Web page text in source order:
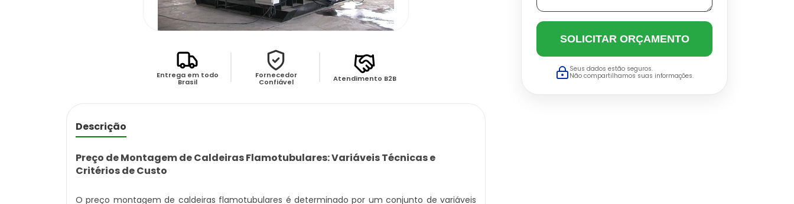
Entrega em todo
Brasil
Fornecedor
Confiável Atendimento B2B
Descrição
Preço de Montagem de Caldeiras Flamotubulares: Variáveis Técnicas e
Critérios de Custo
O preço montagem de caldeiras flamotubulares é determinado por um conjunto de variáveis
SOLICITAR ORÇAMENTO
Seus dados estão seguros.
Não compartilhamos suas informações.